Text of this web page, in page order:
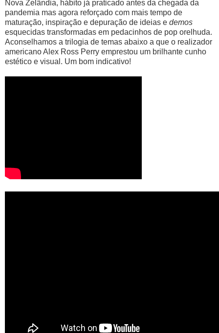
Nova Zelândia, hábito já praticado antes da chegada da
pandemia mas agora reforçado com mais tempo de
maturação, inspiração e depuração de ideias e demos
esquecidas transformadas em pedacinhos de pop orelhuda.
Aconselhamos a trilogia de temas abaixo a que o realizador
americano Alex Ross Perry emprestou um brilhante cunho
estético e visual. Um bom indicativo!